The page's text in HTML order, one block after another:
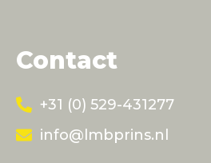
Contact
+31 (0) 529-431277
info@lmbprins.nl